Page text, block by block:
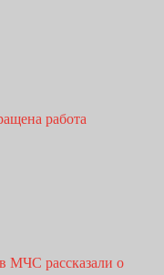
работа
МЧС рассказали о